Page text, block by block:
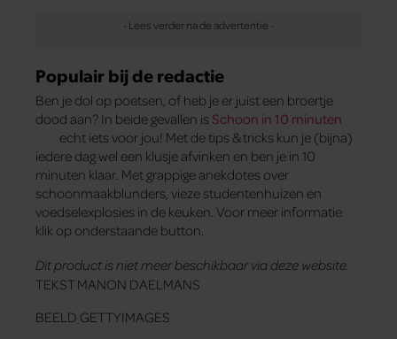
Populair bij de redactie
Ben je dol op poetsen, of heb je er juist een broertje
dood aan? In beide gevallen is Schoon in 10 minuten
echt iets voor jou! Met de tips & tricks kun je (bijna)
iedere dag wel een klusje afvinken en ben je in 10
minuten klaar. Met grappige anekdotes over
schoonmaakblunders, vieze studentenhuizen en
voedselexplosies in de keuken. Voor meer informatie
klik op onderstaande button.
Dit product is niet meer beschikbaar via deze website.
TEKST MANON DAELMANS
BEELD GETTYIMAGES